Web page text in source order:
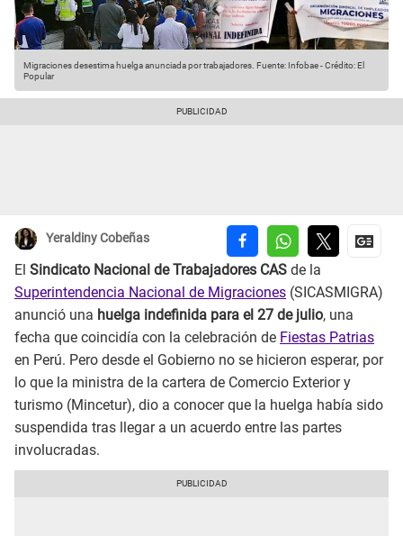
Migraciones desestima huelga anunciada por trabajadores. Fuente: Infobae-Crédito: El
Popular
Yeraldiny Cobeñas
El Sindicato Nacional de Trabajadores CAS de la
Superintendencia Nacional de Migraciones (SICASMIGRA)
anunció una huelga indefinida para el 27 de julio, una
fecha que coincidía con la celebración de Fiestas Patrias
en Perú. Pero desde el Gobierno no se hicieron esperar, por
lo que la ministra de la cartera de Comercio Exterior y
turismo (Mincetur), dio a conocer que la huelga había sido
suspendida tras llegar a un acuerdo entre las partes
involucradas.